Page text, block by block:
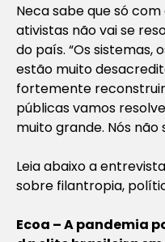
Neca sabe que só
ativistas não vai se
do país. “Os sistemas,
estão muito
fortemente
públicas vamos
muito grande. Nós não
Leia abaixo a
sobre filantropia,
Ecoa – A pandemia